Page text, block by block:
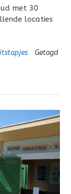
met 30
locaties
Getagd